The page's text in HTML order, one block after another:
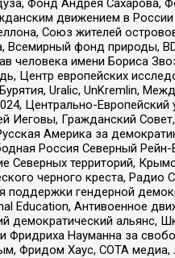
движением в
Союз жителей
Всемирный фонд природы,
человека имени Бориса
Центр европейских
Uralic, UnKremlin,
Центрально-
Иеговы, Гражданский
Америка за
Россия Северный
Северных территорий,
черного креста,
поддержки гендерной
Education, Антивоенное
демократический альянс,
Науманна за
Фридом Хаус, СОТА